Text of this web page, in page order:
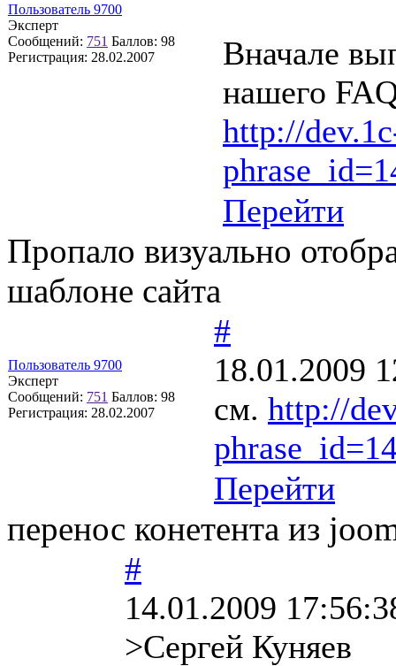
Пользователь 9700
Эксперт
Сообщений: 751 Баллов: 98
Регистрация: 28.02.2007
Вначале
нашего
http://
Перейти
Пропало визуально
шаблоне сайта
Пользователь 9700
Эксперт
Сообщений: 751 Баллов: 98
Регистрация: 28.02.2007
#
18.01.2009
см. http://
Перейти
перенос конетента из
#
14.01.2009
>Сергей Куняев